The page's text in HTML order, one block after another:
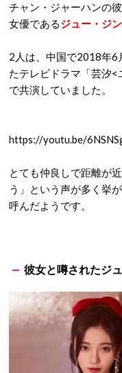
チャン・ジャーハンの
女優であるジュー・ジ
2人は、中国で2018年
たテレビドラマ「芸汐<
で共演していました。
https://youtu.be/
とても仲良しで距離が
う」という声が多く挙
呼んだようです。
彼女と噂されたジ